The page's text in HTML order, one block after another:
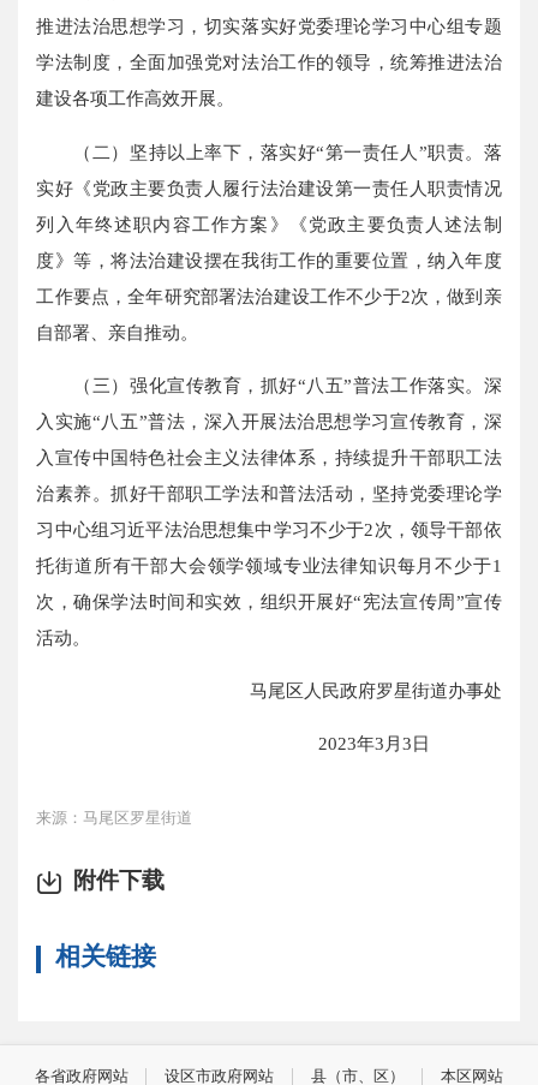
推进法治思想学习，切实落实好党委理论学习中心组专题
学法制度，全面加强党对法治工作的领导，统筹推进法治
建设各项工作高效开展。
（二）坚持以上率下，落实好“第一责任人”职责。落
实好《党政主要负责人履行法治建设第一责任人职责情况
列入年终述职内容工作方案》《党政主要负责人述法制
度》等，将法治建设摆在我街工作的重要位置，纳入年度
工作要点，全年研究部署法治建设工作不少于2次，做到亲
自部署、亲自推动。
（三）强化宣传教育，抓好“八五”普法工作落实。深
入实施“八五”普法，深入开展法治思想学习宣传教育，深
入宣传中国特色社会主义法律体系，持续提升干部职工法
治素养。抓好干部职工学法和普法活动，坚持党委理论学
习中心组习近平法治思想集中学习不少于2次，领导干部依
托街道所有干部大会领学领域专业法律知识每月不少于1
次，确保学法时间和实效，组织开展好“宪法宣传周”宣传
活动。
马尾区人民政府罗星街道办事处
2023年3月3日
来源：马尾区罗星街道
附件下载
相关链接
各省政府网站 设区市政府网站 县（市、区） 本区网站